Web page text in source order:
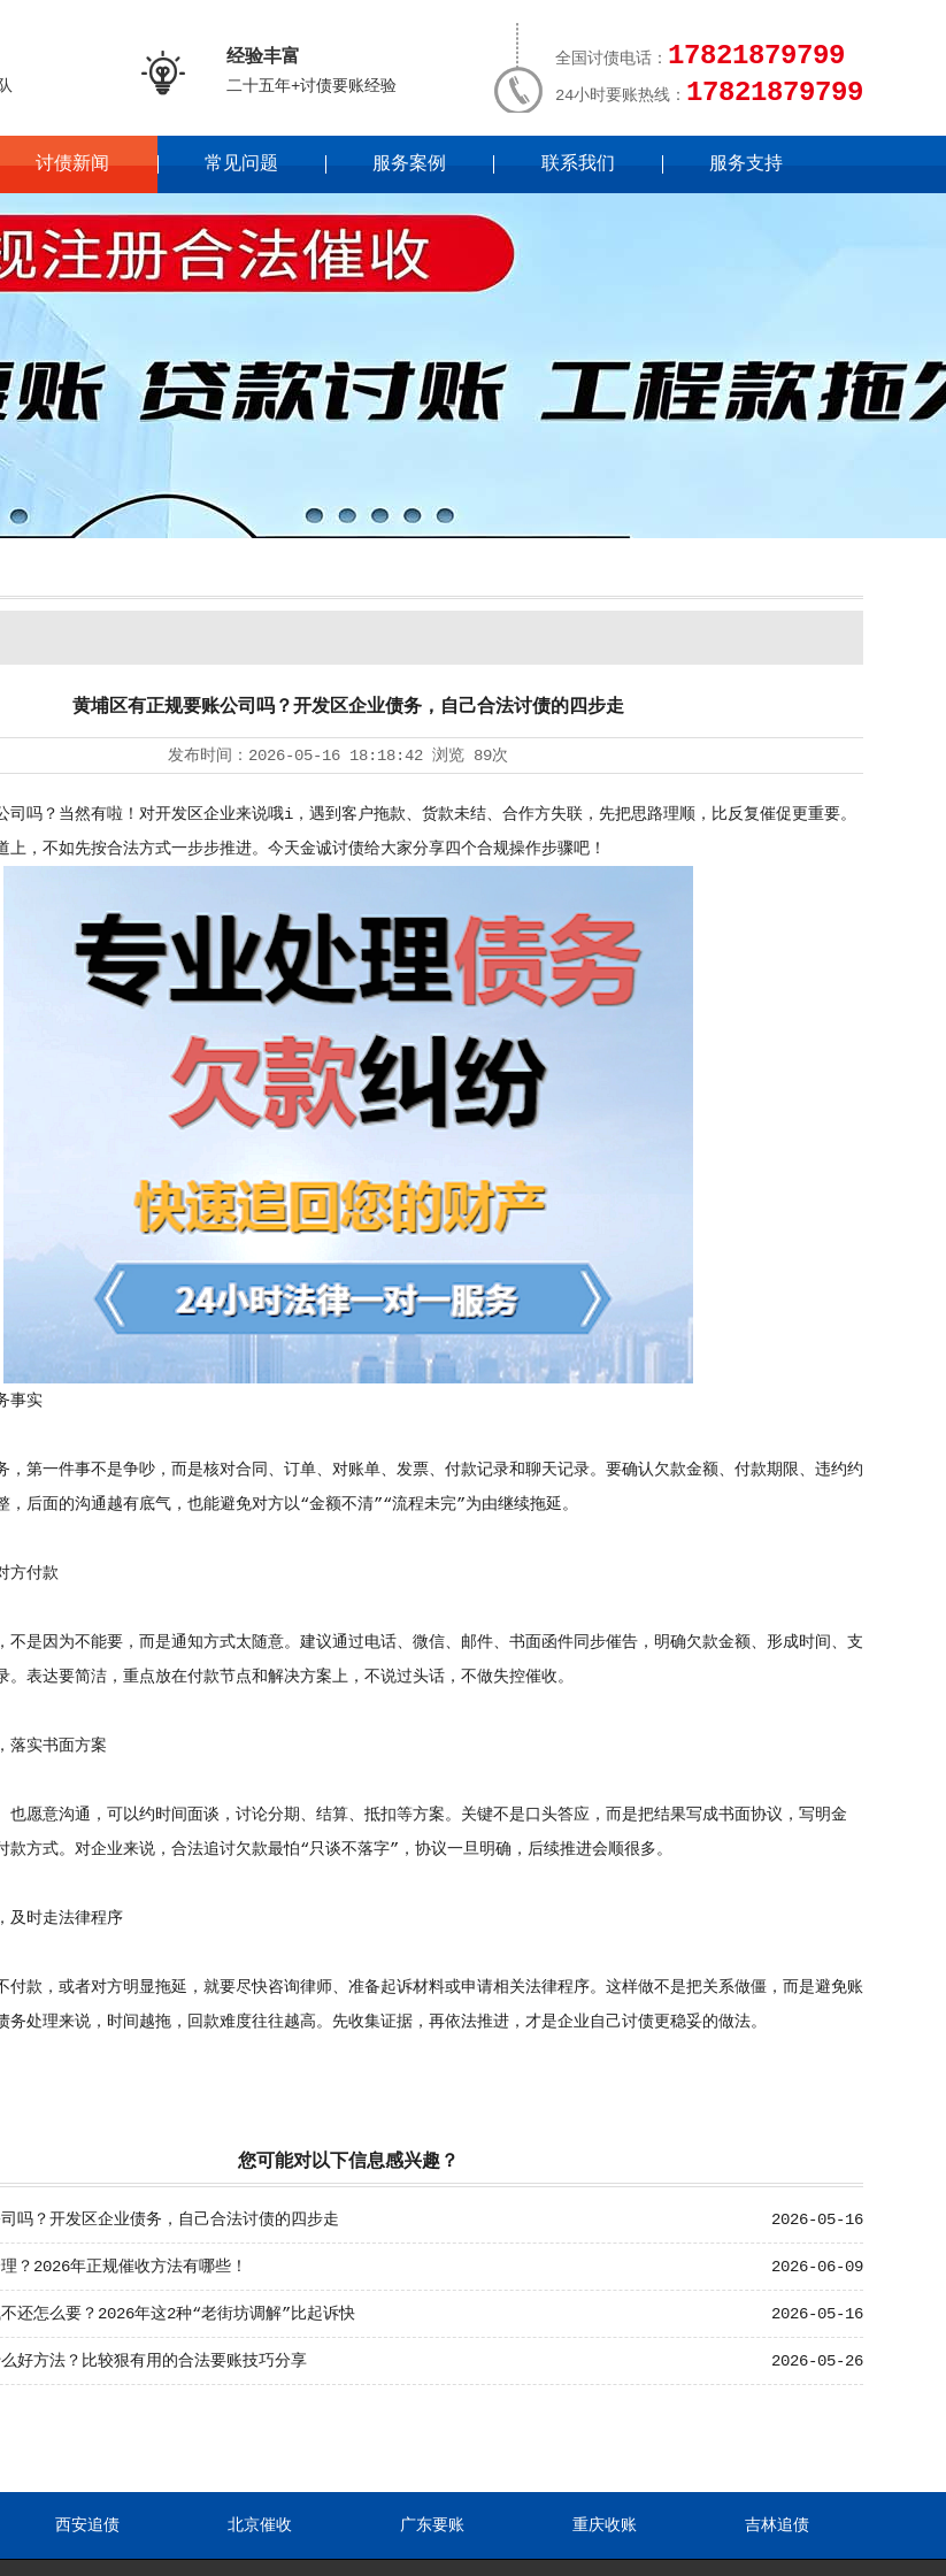
 经验丰富
二十五年+讨债要账经验
全国讨债电话： 17821879799
24小时要账热线： 17821879799
讨债新闻 常见问题 服务案例 联系我们 服务支持
黄埔区有正规要账公司吗？开发区企业债务，自己合法讨债的四步走
发布时间： 2026-05-16 18:18:42 浏览 89次
？当然有啦！对开发区企业来说哦i，遇到客户拖款、货款未结、合作方失联，先把思路理顺，比反复催促更重要。
上，不如先按合法方式一步步推进。今天金诚讨债给大家分享四个合规操作步骤吧！
事实
第一件事不是争吵，而是核对合同、订单、对账单、发票、付款记录和聊天记录。要确认欠款金额、付款期限、违约约
，后面的沟通越有底气，也能避免对方以“金额不清”“流程未完”为由继续拖延。
付款
是因为不能要，而是通知方式太随意。建议通过电话、微信、邮件、书面函件同步催告，明确欠款金额、形成时间、支
。表达要简洁，重点放在付款节点和解决方案上，不说过头话，不做失控催收。
实书面方案
愿意沟通，可以约时间面谈，讨论分期、结算、抵扣等方案。关键不是口头答应，而是把结果写成书面协议，写明金
款方式。对企业来说，合法追讨欠款最怕“只谈不落字”，协议一旦明确，后续推进会顺很多。
时走法律程序
款，或者对方明显拖延，就要尽快咨询律师、准备起诉材料或申请相关法律程序。这样做不是把关系做僵，而是避免账
务处理来说，时间越拖，回款难度往往越高。先收集证据，再依法推进，才是企业自己讨债更稳妥的做法。
您可能对以下信息感兴趣？
2026-05-16
吗？开发区企业债务，自己合法讨债的四步走
2026-06-09
？2026年正规催收方法有哪些！
2026-05-16
还怎么要？2026年这2种“老街坊调解”比起诉快
2026-05-26
好方法？比较狠有用的合法要账技巧分享
西安追债 北京催收 广东要账 重庆收账 吉林追债